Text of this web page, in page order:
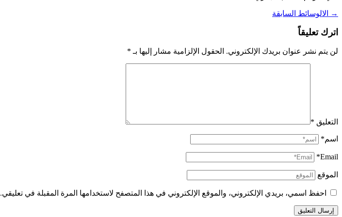
→ الالوسائط السابقة
اترك تعليقاً
لن يتم نشر عنوان بريدك الإلكتروني. الحقول الإلزامية مشار إليها بـ *
التعليق *
اسم*
Email*
الموقع
احفظ اسمي، بريدي الإلكتروني، والموقع الإلكتروني في هذا المتصفح لاستخدامها المرة المقبلة في تعليقي.